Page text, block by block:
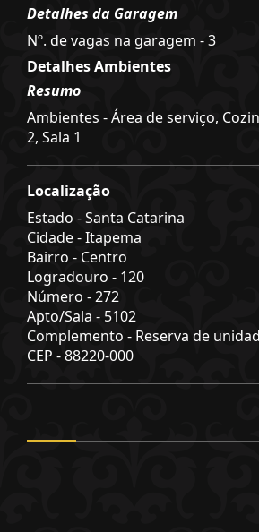
Detalhes da Garagem
Nº. de vagas na garagem - 3
Detalhes Ambientes
Resumo
Ambientes - Área de serviço,
2, Sala 1
Localização
Estado -Santa Catarina
Cidade -Itapema
Bairro - Centro
Logradouro - 120
Número -272
Apto/Sala - 5102
Complemento - Reserva de
CEP -88220-000